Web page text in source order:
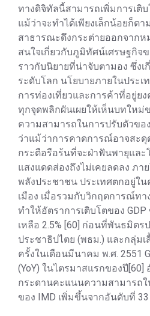
ทางดิจิทัลนี้สามารถเพิ่มการเติบ
แม้ว่าจะทำได้เพียงเล็กน้อยก็ต
สาธารณะดึงกระต่ายออกจากห
สนใจเกี่ยวกับภูมิทัศน์เศรษฐกิจ
ราวกับนิยายที่น่าจับตามอง ซึ่ง
ระดับโลก นโยบายภายในประ
การท่องเที่ยวและการค้าที่อยู่ย
ทุกจุดพลิกผันเผยให้เห็นบทใหม่
ความสามารถในการปรับตัวขอ
ว่าแม้ว่าการคาดการณ์อาจสะดุ
กระตือรือร้นที่จะฝ่าฟันพายุและ
แสงแดดส่องถึงไม่เคยลดลง ภา
พลังประชาชน ประเทศตกอยู่ใ
เมือง เมื่อรวมกับวิกฤตการณ์ทา
ทำให้อัตราการเติบโตของ
เหลือ 2.5% [60] ก่อนที่พันธมิตร
ประชาธิปไตย (พธม.) และกลุ่ม
ครั้งในเดือนมีนาคม พ.ศ. 2551
(YoY) ในไตรมาสแรกของปี
กระดานคะแนนความสามารถ
ของ IMD เพิ่มขึ้นจากอันดับที่ 33